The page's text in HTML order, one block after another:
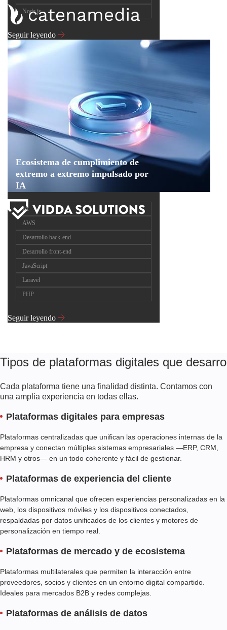
Node.js
Seguir leyendo
Ecosistema de cumplimiento de
extremo a extremo impulsado por
IA
IA
AWS
Desarrollo back-end
Desarrollo front-end
JavaScript
Laravel
PHP
Seguir leyendo
Tipos de plataformas digitales que
Cada plataforma tiene una finalidad distinta. Contamos con
una amplia experiencia en todas ellas.
Plataformas digitales para empresas
Plataformas centralizadas que unifican las operaciones internas de la
empresa y conectan múltiples sistemas empresariales —ERP, CRM,
HRM y otros— en un todo coherente y fácil de gestionar.
Plataformas de experiencia del cliente
Plataformas omnicanal que ofrecen experiencias personalizadas en la
web, los dispositivos móviles y los dispositivos conectados,
respaldadas por datos unificados de los clientes y motores de
personalización en tiempo real.
Plataformas de mercado y de ecosistema
Plataformas multilaterales que permiten la interacción entre
proveedores, socios y clientes en un entorno digital compartido.
Ideales para mercados B2B y redes complejas.
Plataformas de análisis de datos